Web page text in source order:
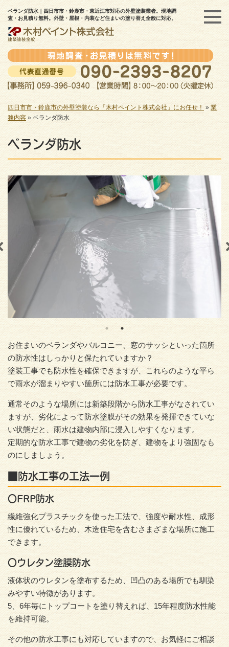
ベランダ防水｜四日市市・鈴鹿市・東近江市対応の外壁塗装業者。現地調
査・お見積り無料。外壁・屋根・内装など住まいの塗り替え全般に対応。
四日市市・鈴鹿市の外壁塗装なら「木村ペイント株式会社」にお任せ！ » 業
務内容 » ベランダ防水
ベランダ防水
お住まいのベランダやバルコニー、窓のサッシといった箇所
の防水性はしっかりと保たれていますか？
塗装工事でも防水性を確保できますが、これらのような平ら
で雨水が溜まりやすい箇所には防水工事が必要です。
通常そのような場所には新築段階から防水工事がなされてい
ますが、劣化によって防水塗膜がその効果を発揮できていな
い状態だと、雨水は建物内部に浸入しやすくなります。
定期的な防水工事で建物の劣化を防ぎ、建物をより強固なも
のにしましょう。
■防水工事の工法一例
〇FRP防水
繊維強化プラスチックを使った工法で、強度や耐水性、成形
性に優れているため、木造住宅を含むさまざまな場所に施工
できます。
〇ウレタン塗膜防水
液体状のウレタンを塗布するため、凹凸のある場所でも馴染
みやすい特徴があります。
5、6年毎にトップコートを塗り替えれば、15年程度防水性能
を維持可能。
その他の防水工事にも対応していますので、お気軽にご相談